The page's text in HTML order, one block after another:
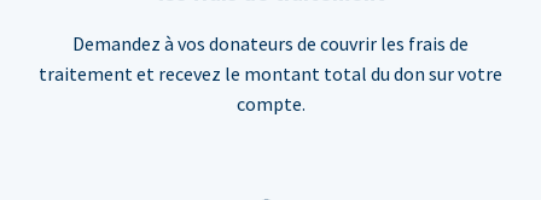
Demandez à vos donateurs de couvrir les frais de
traitement et recevez le montant total du don sur votre
compte.